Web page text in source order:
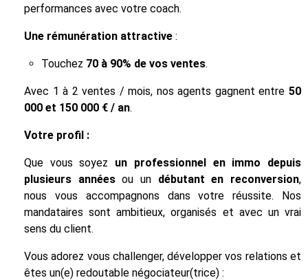
performances avec votre coach.
Une rémunération attractive :
Touchez 70 à 90% de vos ventes.
Avec 1 à 2 ventes / mois, nos agents gagnent entre 50
000 et 150 000 € / an.
Votre profil :
Que vous soyez un professionnel en immo depuis
plusieurs annéesou un débutant en reconversion,
nous vous accompagnons dans votre réussite. Nos
mandataires sont ambitieux, organisés et avec un vrai
sens du client.
Vous adorez vous challenger, développer vos relations et
êtes un(e) redoutable négociateur(trice) :